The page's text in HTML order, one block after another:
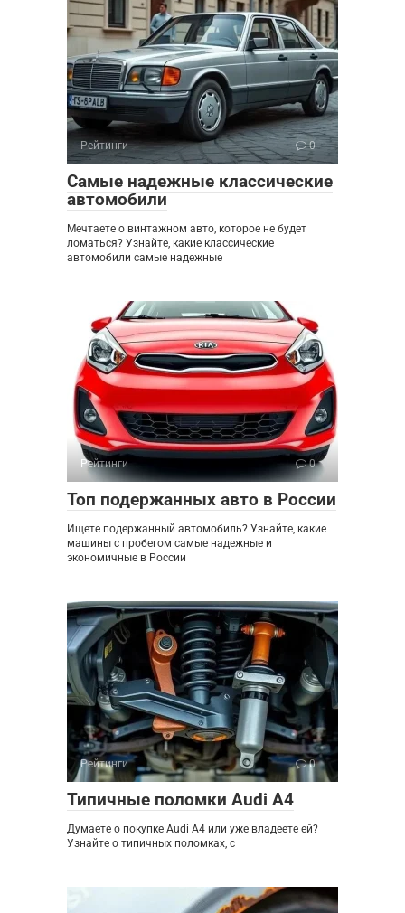
Рейтинги 0
Самые надежные классические
автомобили
Мечтаете о винтажном авто, которое не будет
ломаться? Узнайте, какие классические
автомобили самые надежные
Рейтинги 0
Топ подержанных авто в России
Ищете подержанный автомобиль? Узнайте, какие
машины с пробегом самые надежные и
экономичные в России
Рейтинги 0
Типичные поломки Audi A4
Думаете о покупке Audi A4 или уже владеете ей?
Узнайте о типичных поломках, с